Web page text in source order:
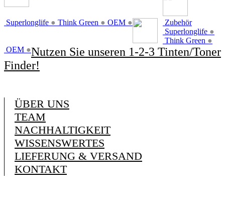
Superlonglife ● Think Green ● OEM ●
Zubehör
Superlonglife ●
Think Green ●
OEM ●Nutzen Sie unseren 1-2-3 Tinten/Toner
Finder!
ÜBER UNS
TEAM
NACHHALTIGKEIT
WISSENSWERTES
LIEFERUNG & VERSAND
KONTAKT